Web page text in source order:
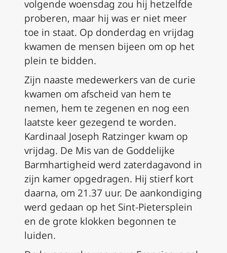
volgende woensdag zou hij hetzelfde
proberen, maar hij was er niet meer
toe in staat. Op donderdag en vrijdag
kwamen de mensen bijeen om op het
plein te bidden.
Zijn naaste medewerkers van de curie
kwamen om afscheid van hem te
nemen, hem te zegenen en nog een
laatste keer gezegend te worden.
Kardinaal Joseph Ratzinger kwam op
vrijdag. De Mis van de Goddelijke
Barmhartigheid werd zaterdagavond in
zijn kamer opgedragen. Hij stierf kort
daarna, om 21.37 uur. De aankondiging
werd gedaan op het Sint-Pietersplein
en de grote klokken begonnen te
luiden.